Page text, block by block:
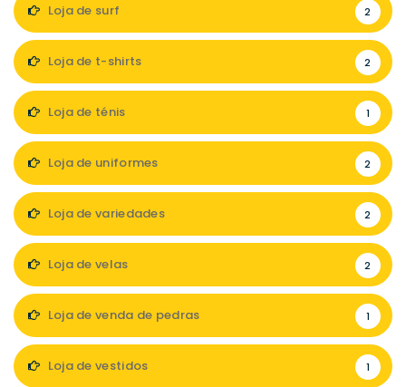
Loja de surf 2
Loja de t-shirts 2
Loja de ténis 1
Loja de uniformes 2
Loja de variedades 2
Loja de velas 2
Loja de venda de pedras 1
Loja de vestidos 1